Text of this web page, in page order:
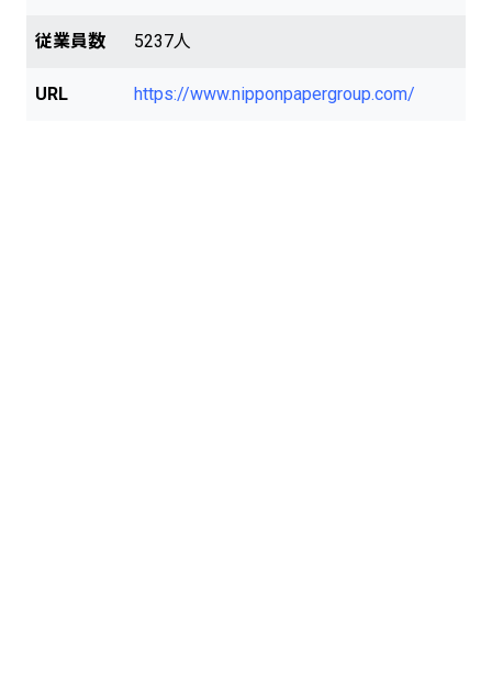
従業員数 5237人
URL https://www.nipponpapergroup.com/